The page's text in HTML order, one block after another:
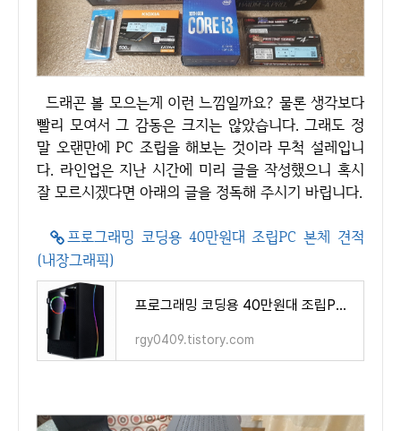
드래곤 볼 모으는게 이런 느낌일까요? 물론 생각보다
빨리 모여서 그 감동은 크지는 않았습니다. 그래도 정
말 오랜만에 PC 조립을 해보는 것이라 무척 설레입니
다. 라인업은 지난 시간에 미리 글을 작성했으니 혹시
잘 모르시겠다면 아래의 글을 정독해 주시기 바립니다.
프로그래밍 코딩용 40만원대 조립PC 본체 견적
(내장그래픽)
프로그래밍 코딩용 40만원대 조립PC 본체 견적 (내장그래픽)
rgy0409.tistory.com